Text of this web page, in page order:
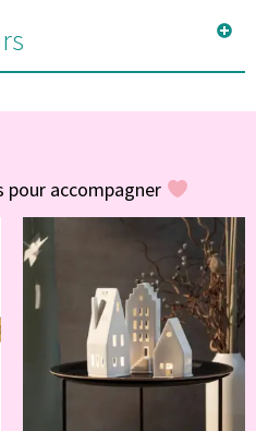
pour accompagner